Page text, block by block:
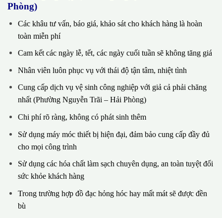
Phòng)
Các khâu tư vấn, báo giá, khảo sát cho khách hàng là hoàn
toàn miễn phí
Cam kết các ngày lễ, tết, các ngày cuối tuần sẽ không tăng giá
Nhân viên luôn phục vụ với thái độ tận tâm, nhiệt tình
Cung cấp dịch vụ vệ sinh công nghiệp với giả cả phải chăng
nhất (Phường Nguyễn Trãi – Hải Phòng)
Chi phí rõ ràng, không có phát sinh thêm
Sử dụng máy móc thiết bị hiện đại, đảm bảo cung cấp đầy đủ
cho mọi công trình
Sử dụng các hóa chất làm sạch chuyên dụng, an toàn tuyệt đối
sức khỏe khách hàng
Trong trường hợp đồ đạc hỏng hóc hay mất mát sẽ được đền
bù